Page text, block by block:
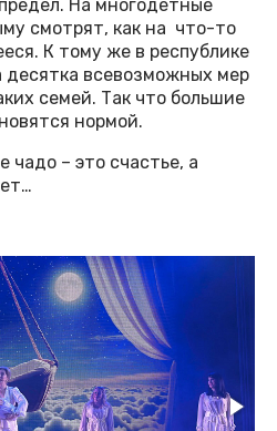
На многодетные
смотрят, как на что-то
К тому же в республике
десятка всевозможных мер
семей. Так что большие
нормой.
чадо – это счастье, а